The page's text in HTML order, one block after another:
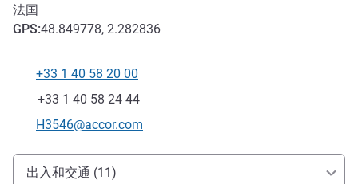
法国
GPS:48.849778, 2.282836
电话
+33 1 40 58 20 00
传真
+33 1 40 58 24 44
联系电子邮件
H3546@accor.com
抵达和交通
出入和交通 (11)